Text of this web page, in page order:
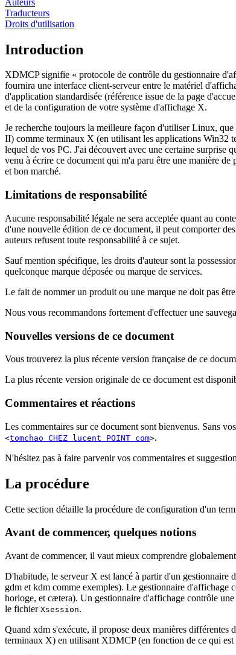
Traducteurs
Droits d'utilisation
Introduction
XDMCP signifie « protocole de contrôle du gestionnaire
fournira une interface client-serveur entre le matériel
d'application standardisée (référence issue de la page
et de la configuration de votre système d'affichage X.
Je recherche toujours la meilleure façon d'utiliser Linux, que
II) comme terminaux X (en utilisant les applications Win32
lequel de vos PC. J'ai découvert avec une certaine surprise
venu à écrire ce document qui m'a paru être une manière
et bon marché.
Limitations de responsabilité
Aucune responsabilité légale ne sera acceptée quant au
d'une nouvelle édition de ce document, il peut comporter
auteurs refusent toute responsabilité à ce sujet.
Sauf mention spécifique, les droits d'auteur sont la
quelconque marque déposée ou marque de services.
Le fait de nommer un produit ou une marque ne doit pas
Nous vous recommandons fortement d'effectuer une
Nouvelles versions de ce document
Vous trouverez la plus récente version française de ce
La plus récente version originale de ce document est
Commentaires et réactions
Les commentaires sur ce document sont bienvenus. Sans
<tomchao CHEZ lucent POINT com>.
N'hésitez pas à faire parvenir vos commentaires et
La procédure
Cette section détaille la procédure de configuration d'un
Avant de commencer, quelques notions
Avant de commencer, il vaut mieux comprendre
D'habitude, le serveur X est lancé à partir d'un
gdm et kdm comme exemples). Le gestionnaire d'affichage
horloge, et cætera). Un gestionnaire d'affichage contrôle
le fichier Xsession.
Quand xdm s'exécute, il propose deux manières
terminaux X) en utilisant XDMCP (en fonction de ce qui